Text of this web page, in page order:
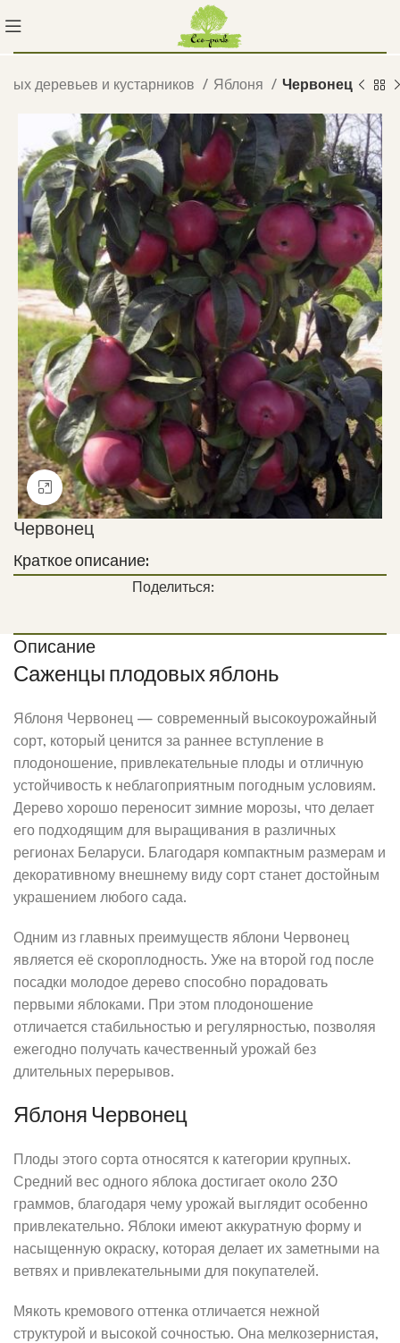
деревьев и кустарников Яблоня Червонец
Нажмите, чтобы увеличить
Червонец
Краткое описание:
Поделиться:
Описание
Саженцы плодовых яблонь
Яблоня Червонец — современный высокоурожайный
сорт, который ценится за раннее вступление в
плодоношение, привлекательные плоды и отличную
устойчивость к неблагоприятным погодным условиям.
Дерево хорошо переносит зимние морозы, что делает
его подходящим для выращивания в различных
регионах Беларуси. Благодаря компактным размерам и
декоративному внешнему виду сорт станет достойным
украшением любого сада.
Одним из главных преимуществ яблони Червонец
является её скороплодность. Уже на второй год после
посадки молодое дерево способно порадовать
первыми яблоками. При этом плодоношение
отличается стабильностью и регулярностью, позволяя
ежегодно получать качественный урожай без
длительных перерывов.
Яблоня Червонец
Плоды этого сорта относятся к категории крупных.
Средний вес одного яблока достигает около 230
граммов, благодаря чему урожай выглядит особенно
привлекательно. Яблоки имеют аккуратную форму и
насыщенную окраску, которая делает их заметными на
ветвях и привлекательными для покупателей.
Мякоть кремового оттенка отличается нежной
структурой и высокой сочностью. Она мелкозернистая,